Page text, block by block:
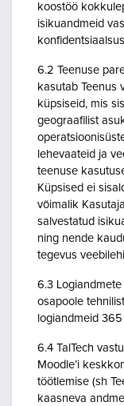
koostöö
isikuandmeid
6.2 Teenuse
kasutab Teenus
küpsiseid, mis
geograafilist
lehevaateid ja
teenuse
Küpsised ei
võimalik
salvestatud
ning nende
tegevus
6.3
osapoole
logiandmeid
6.4 TalTech
Moodle’i
töötlemise (sh
kaasneva